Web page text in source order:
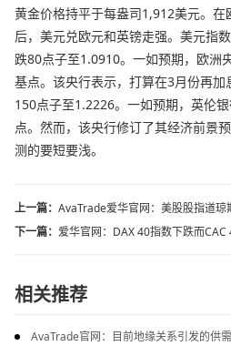
黄金价格持平于每盎司1,912美元。
后，美元兑欧元和英镑走强。美元指
跌80点子至1.0910。一如预期，欧洲
基点。该央行表示，打算在3月份再
150点子至1.2226。一如预期，英伦
点。然而，该央行修订了其经济前景
测的要短要浅。
上一篇： AvaTrade爱华官网：美股股指道
下一篇： 爱华官网：DAX 40指数下跌而
相关推荐
AvaTrade官网：目前地缘关系引发的供